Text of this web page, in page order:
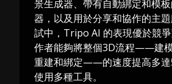
景生成器、帶有自動綁定和模
器，以及用於分享和協作的主
試中，Tripo AI 的表現優於競
作者能夠將整個3D流程——建
重建和綁定——的速度提高多達
使用多種工具。